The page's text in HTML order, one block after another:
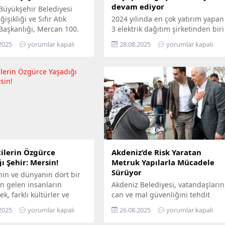
Belediyesi
ve Sıfır Atık
Mercan 100.
Çevre Bilim Merkezi’ni
için bilimi
Hepimizin, Bilim Her
yola çıkan
yorumlar kapalı
devam ediyor
2024 yılında en çok yatırım yapan
3 elektrik dağıtım şirketinden biri
olan Toroslar EDAŞ, 2025 yılının
ilk 6 ayında Türkiye’nin en
Mersin’de gerçekleştirdiği 381
milyon TL’yi aşan yatırımla, enerji
altyapısını bugünün ihtiyaçlarına
uygun biçimde yenilerken,
geleceğin artan taleplerine de
hazır hâle getiriyor Türkiye’nin
enerji dönüşümüne öncülük...
28.08.2025 yorumlar kapalı
Özgürce
Şehir: Mersin!
ve dünyanın dört bir
gelen insanların
farklı kültürler ve
bir arada kardeşçe ve
yaşadığı Mersin,
yorumlar kapalı
Akdeniz’de Risk Yaratan
Metruk Yapılarla Mücadele
Sürüyor
Akdeniz Belediyesi, vatandaşların
can ve mal güvenliğini tehdit
eden, yarattığı görsel kirliliğin
yanı sıra kimi zaman sosyal
26.08.2025 yorumlar kapalı